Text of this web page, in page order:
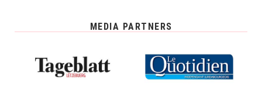
MEDIA PARTNERS